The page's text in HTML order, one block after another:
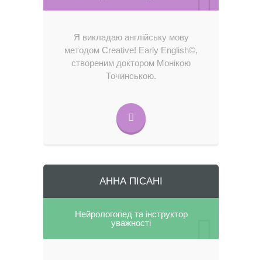
Я викладаю англійську мову
методом Creative! Early English©,
створеним доктором Монікою
Точинською.
АННА ПІСАНІ
Нейрологопед та інструктор
уважності